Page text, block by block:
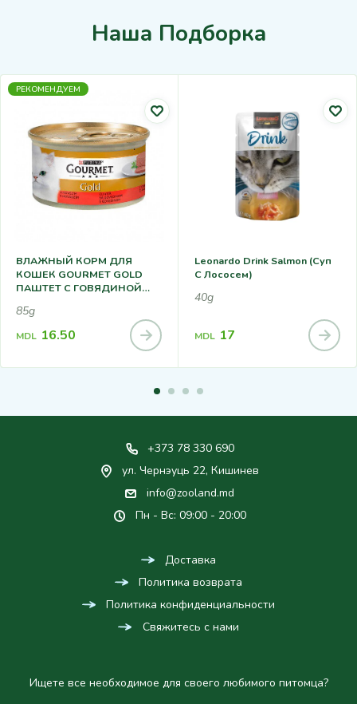
Наша Подборка
РЕКОМЕНДУЕМ
ВЛАЖНЫЙ КОРМ ДЛЯ
КОШЕК GOURMET GOLD
ПАШТЕТ С ГОВЯДИНОЙ
85g
MDL 16.50
Leonardo Drink Salmon (суп
С Лососем)
40g
MDL 17
+373 78 330 690
ул. Чернэуць 22, Кишинев
info@zooland.md
Пн - Вс: 09:00 - 20:00
Доставка
Политика возврата
Политика конфиденциальности
Свяжитесь с нами
Ищете все необходимое для своего любимого питомца?